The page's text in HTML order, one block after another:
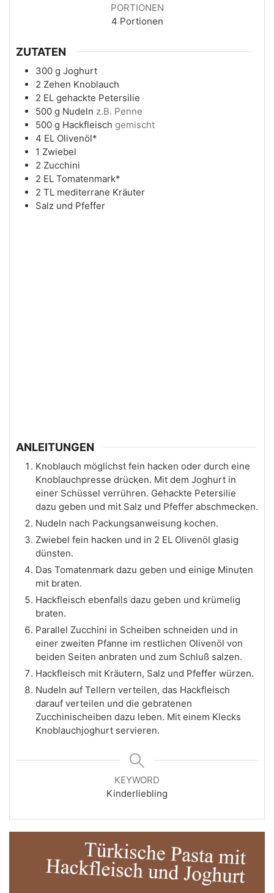
PORTIONEN
4 Portionen
ZUTATEN
300 g Joghurt
2 Zehen Knoblauch
2 EL gehackte Petersilie
500 g Nudeln z.B. Penne
500 g Hackfleisch gemischt
4 EL Olivenöl*
1 Zwiebel
2 Zucchini
2 EL Tomatenmark*
2 TL mediterrane Kräuter
Salz und Pfeffer
ANLEITUNGEN
Knoblauch möglichst fein hacken oder durch eine
Knoblauchpresse drücken. Mit dem Joghurt in
einer Schüssel verrühren. Gehackte Petersilie
dazu geben und mit Salz und Pfeffer abschmecken.
Nudeln nach Packungsanweisung kochen.
Zwiebel fein hacken und in 2 EL Olivenöl glasig
dünsten.
Das Tomatenmark dazu geben und einige Minuten
mit braten.
Hackfleisch ebenfalls dazu geben und krümelig
braten.
Parallel Zucchini in Scheiben schneiden und in
einer zweiten Pfanne im restlichen Olivenöl von
beiden Seiten anbraten und zum Schluß salzen.
Hackfleisch mit Kräutern, Salz und Pfeffer würzen.
Nudeln auf Tellern verteilen, das Hackfleisch
darauf verteilen und die gebratenen
Zucchinischeiben dazu leben. Mit einem Klecks
Knoblauchjoghurt servieren.
KEYWORD
Kinderliebling